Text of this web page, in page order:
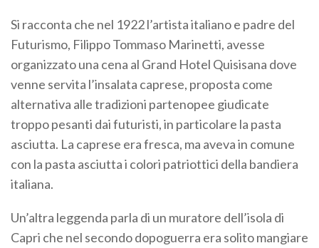
Si racconta che nel 1922 l’artista italiano e padre del
Futurismo, Filippo Tommaso Marinetti, avesse
organizzato una cena al Grand Hotel Quisisana dove
venne servita l’insalata caprese, proposta come
alternativa alle tradizioni partenopee giudicate
troppo pesanti dai futuristi, in particolare la pasta
asciutta. La caprese era fresca, ma aveva in comune
con la pasta asciutta i colori patriottici della bandiera
italiana.
Un’altra leggenda parla di un muratore dell’isola di
Capri che nel secondo dopoguerra era solito mangiare